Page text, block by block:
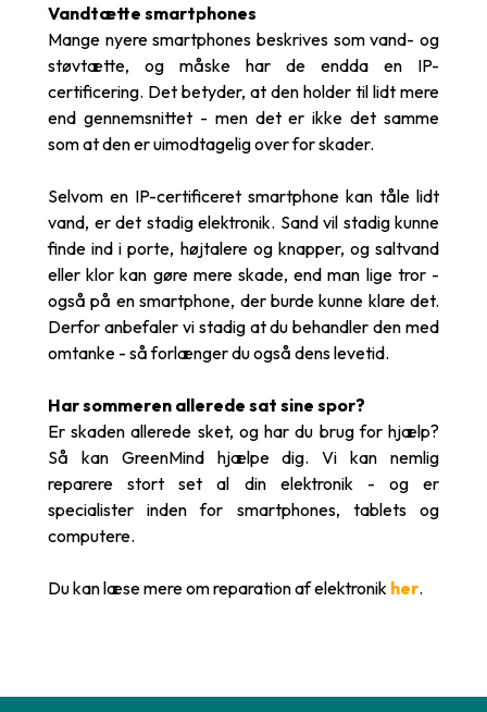
Vandtætte smartphones
Mange nyere smartphones beskrives som vand- og
støvtætte, og måske har de endda en IP-
certificering. Det betyder, at den holder til lidt mere
end gennemsnittet - men det er ikke det samme
som at den er uimodtagelig over for skader.
Selvom en IP-certificeret smartphone kan tåle lidt
vand, er det stadig elektronik. Sand vil stadig kunne
finde ind i porte, højtalere og knapper, og saltvand
eller klor kan gøre mere skade, end man lige tror -
også på en smartphone, der burde kunne klare det.
Derfor anbefaler vi stadig at du behandler den med
omtanke - så forlænger du også dens levetid.
Har sommeren allerede sat sine spor?
Er skaden allerede sket, og har du brug for hjælp?
Så kan GreenMind hjælpe dig. Vi kan nemlig
reparere stort set al din elektronik - og er
specialister inden for smartphones, tablets og
computere.
Du kan læse mere om reparation af elektronik her.